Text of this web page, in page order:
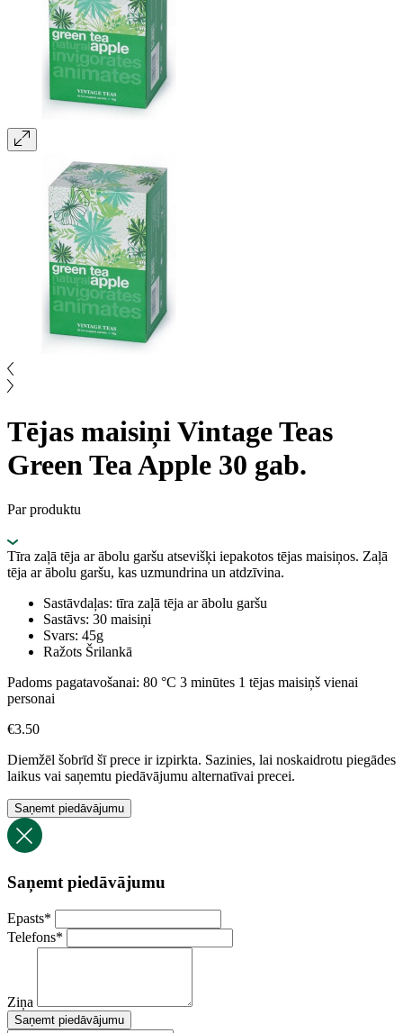
Tējas maisiņi Vintage Teas
Green Tea Apple 30 gab.
Par produktu
Tīra zaļā tēja ar ābolu garšu atsevišķi iepakotos tējas maisiņos. Zaļā
tēja ar ābolu garšu, kas uzmundrina un atdzīvina.
Sastāvdaļas: tīra zaļā tēja ar ābolu garšu
Sastāvs: 30 maisiņi
Svars: 45g
Ražots Šrilankā
Padoms pagatavošanai: 80 °C 3 minūtes 1 tējas maisiņš vienai
personai
€3.50
Diemžēl šobrīd šī prece ir izpirkta. Sazinies, lai noskaidrotu piegādes
laikus vai saņemtu piedāvājumu alternatīvai precei.
Saņemt piedāvājumu
Saņemt piedāvājumu
Epasts*
Telefons*
Ziņa
Saņemt piedāvājumu